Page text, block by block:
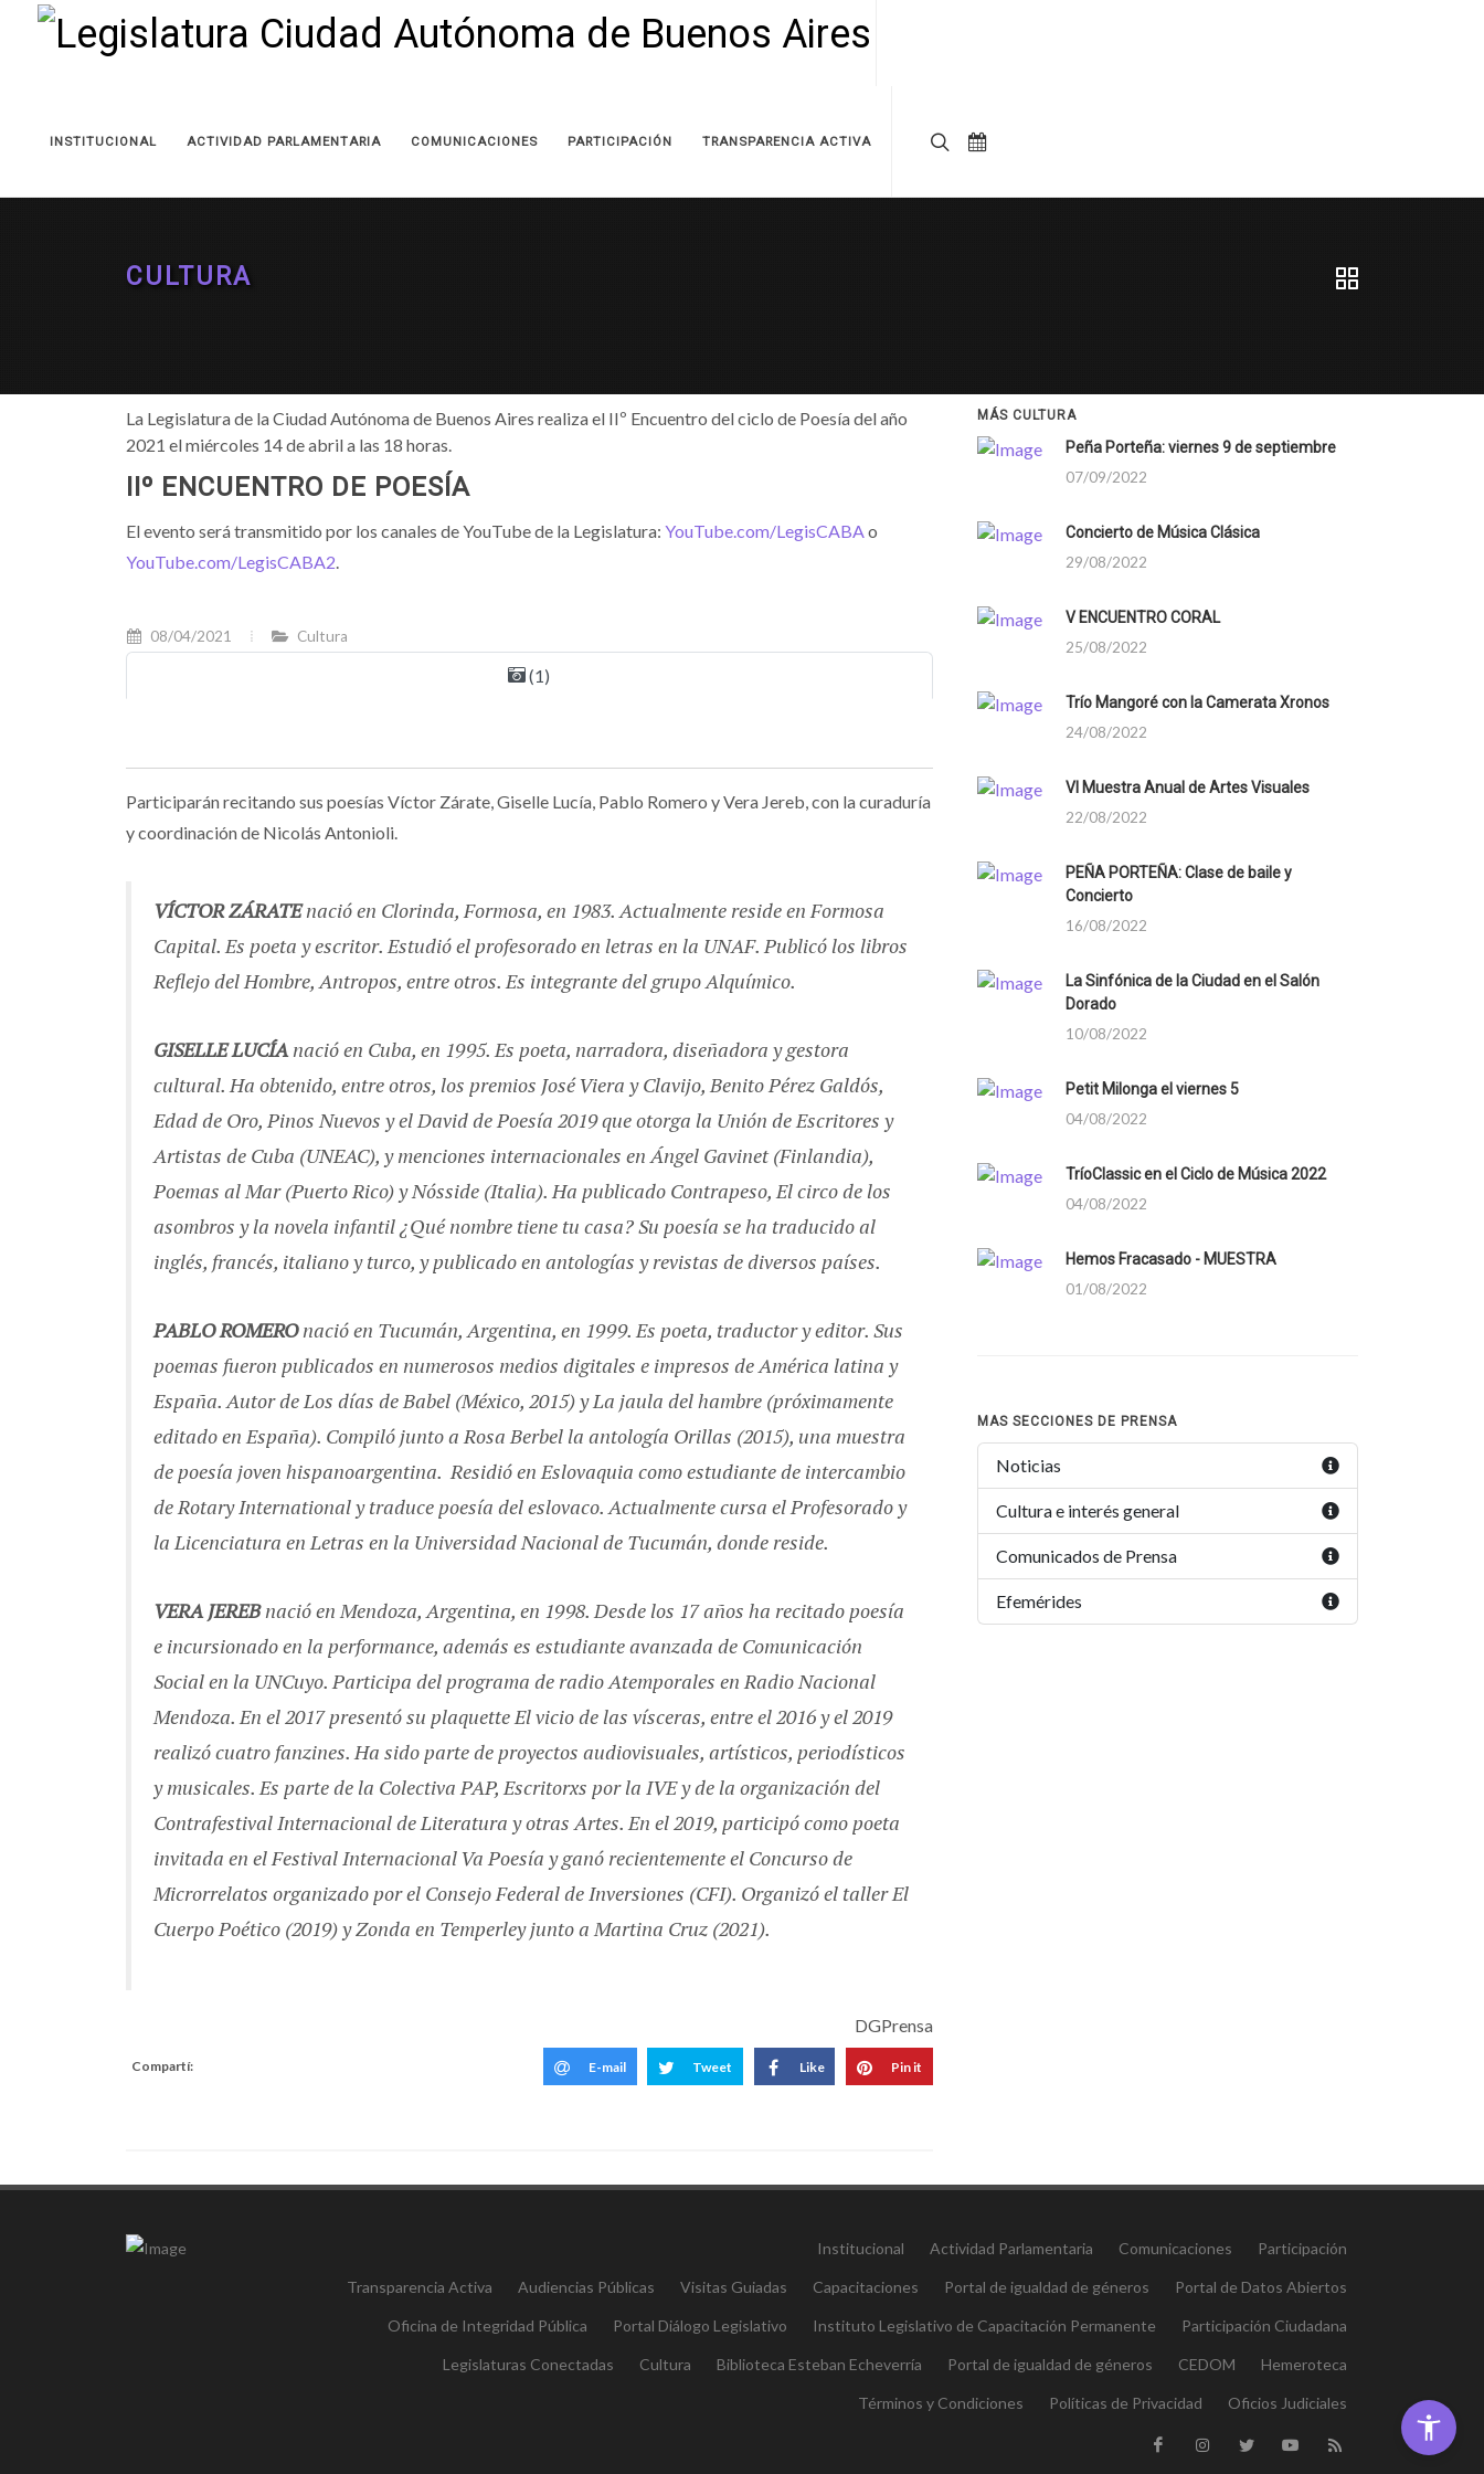
INSTITUCIONAL ACTIVIDAD PARLAMENTARIA COMUNICACIONES PARTICIPACIÓN TRANSPARENCIA ACTIVA
CULTURA
La Legislatura de la Ciudad Autónoma de Buenos Aires realiza el IIº Encuentro del ciclo de Poesía del año
2021 el miércoles 14 de abril a las 18 horas.
IIº ENCUENTRO DE POESÍA
El evento será transmitido por los canales de YouTube de la Legislatura: YouTube.com/LegisCABAo
YouTube.com/LegisCABA2.
08/04/2021 Cultura
(1)
Participarán recitando sus poesías Víctor Zárate, Giselle Lucía, Pablo Romero y Vera Jereb, con la curaduría
y coordinación de Nicolás Antonioli.
VÍCTOR ZÁRATEnació en Clorinda, Formosa, en 1983. Actualmente reside en Formosa
Capital. Es poeta y escritor. Estudió el profesorado en letras en la UNAF. Publicó los libros
Reflejo del Hombre, Antropos, entre otros. Es integrante del grupo Alquímico.
GISELLE LUCÍAnació en Cuba, en 1995. Es poeta, narradora, diseñadora y gestora
cultural. Ha obtenido, entre otros, los premios José Viera y Clavijo, Benito Pérez Galdós,
Edad de Oro, Pinos Nuevos y el David de Poesía 2019 que otorga la Unión de Escritores y
Artistas de Cuba (UNEAC), y menciones internacionales en Ángel Gavinet (Finlandia),
Poemas al Mar (Puerto Rico) y Nósside (Italia). Ha publicado Contrapeso, El circo de los
asombros y la novela infantil ¿Qué nombre tiene tu casa? Su poesía se ha traducido al
inglés, francés, italiano y turco, y publicado en antologías y revistas de diversos países.
PABLO ROMEROnació en Tucumán, Argentina, en 1999. Es poeta, traductor y editor. Sus
poemas fueron publicados en numerosos medios digitales e impresos de América latina y
España. Autor de Los días de Babel (México, 2015) y La jaula del hambre (próximamente
editado en España). Compiló junto a Rosa Berbel la antología Orillas (2015), una muestra
de poesía joven hispanoargentina. Residió en Eslovaquia como estudiante de intercambio
de Rotary International y traduce poesía del eslovaco. Actualmente cursa el Profesorado y
la Licenciatura en Letras en la Universidad Nacional de Tucumán, donde reside.
VERA JEREBnació en Mendoza, Argentina, en 1998. Desde los 17 años ha recitado poesía
e incursionado en la performance, además es estudiante avanzada de Comunicación
Social en la UNCuyo. Participa del programa de radio Atemporales en Radio Nacional
Mendoza. En el 2017 presentó su plaquette El vicio de las vísceras, entre el 2016 y el 2019
realizó cuatro fanzines. Ha sido parte de proyectos audiovisuales, artísticos, periodísticos
y musicales. Es parte de la Colectiva PAP, Escritorxs por la IVE y de la organización del
Contrafestival Internacional de Literatura y otras Artes. En el 2019, participó como poeta
invitada en el Festival Internacional Va Poesía y ganó recientemente el Concurso de
Microrrelatos organizado por el Consejo Federal de Inversiones (CFI). Organizó el taller El
Cuerpo Poético (2019) y Zonda en Temperley junto a Martina Cruz (2021).
DGPrensa
Compartí: E-mail Tweet Like Pin it
MÁS CULTURA
Peña Porteña: viernes 9 de septiembre
07/09/2022
Concierto de Música Clásica
29/08/2022
V ENCUENTRO CORAL
25/08/2022
Trío Mangoré con la Camerata Xronos
24/08/2022
VI Muestra Anual de Artes Visuales
22/08/2022
PEÑA PORTEÑA: Clase de baile y
Concierto
16/08/2022
La Sinfónica de la Ciudad en el Salón
Dorado
10/08/2022
Petit Milonga el viernes 5
04/08/2022
TríoClassic en el Ciclo de Música 2022
04/08/2022
Hemos Fracasado - MUESTRA
01/08/2022
MAS SECCIONES DE PRENSA
Noticias
Cultura e interés general
Comunicados de Prensa
Efemérides
Institucional Actividad Parlamentaria Comunicaciones Participación
Transparencia Activa Audiencias Públicas Visitas Guiadas Capacitaciones Portal de igualdad de géneros Portal de Datos Abiertos
Oficina de Integridad Pública Portal Diálogo Legislativo Instituto Legislativo de Capacitación Permanente Participación Ciudadana
Legislaturas Conectadas Cultura Biblioteca Esteban Echeverría Portal de igualdad de géneros CEDOM Hemeroteca
Términos y Condiciones Políticas de Privacidad Oficios Judiciales